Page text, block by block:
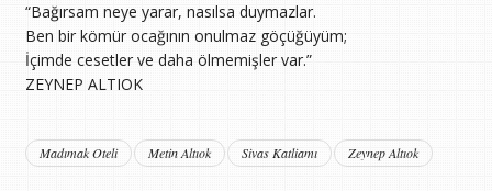
“Bağırsam neye yarar, nasılsa duymazlar.
Ben bir kömür ocağının onulmaz göçüğüyüm;
İçimde cesetler ve daha ölmemişler var.”
ZEYNEP ALTIOK
Madımak Oteli Metin Altıok Sivas Katliamı Zeynep Altıok